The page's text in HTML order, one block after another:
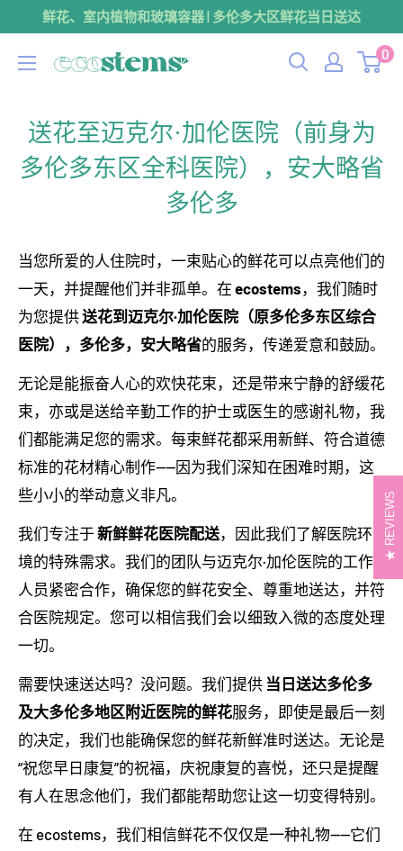
REVIEWS
鲜花、室内植物和玻璃容器 | 多伦多大区鲜花当日送达
ecostems
0
送花至迈克尔·加伦医院（前身为
多伦多东区全科医院），安大略省
多伦多
当您所爱的人住院时，一束贴心的鲜花可以点亮他们的
一天，并提醒他们并非孤单。在 ecostems ，我们随时
为您提供送花到迈克尔·加伦医院（原多伦多东区综合
医院），多伦多，安大略省的服务，传递爱意和鼓励。
无论是能振奋人心的欢快花束，还是带来宁静的舒缓花
束，亦或是送给辛勤工作的护士或医生的感谢礼物，我
们都能满足您的需求。每束鲜花都采用新鲜、符合道德
标准的花材精心制作——因为我们深知在困难时期，这
些小小的举动意义非凡。
我们专注于 新鲜鲜花医院配送，因此我们了解医院环
境的特殊需求。我们的团队与迈克尔·加伦医院的工作
人员紧密合作，确保您的鲜花安全、尊重地送达，并符
合医院规定。您可以相信我们会以细致入微的态度处理
一切。
需要快速送达吗？没问题。我们提供 当日送达多伦多
及大多伦多地区附近医院的鲜花服务，即使是最后一刻
的决定，我们也能确保您的鲜花新鲜准时送达。无论是
“祝您早日康复”的祝福，庆祝康复的喜悦，还只是提醒
有人在思念他们，我们都能帮助您让这一切变得特别。
在 ecostems，我们相信鲜花不仅仅是一种礼物——它们